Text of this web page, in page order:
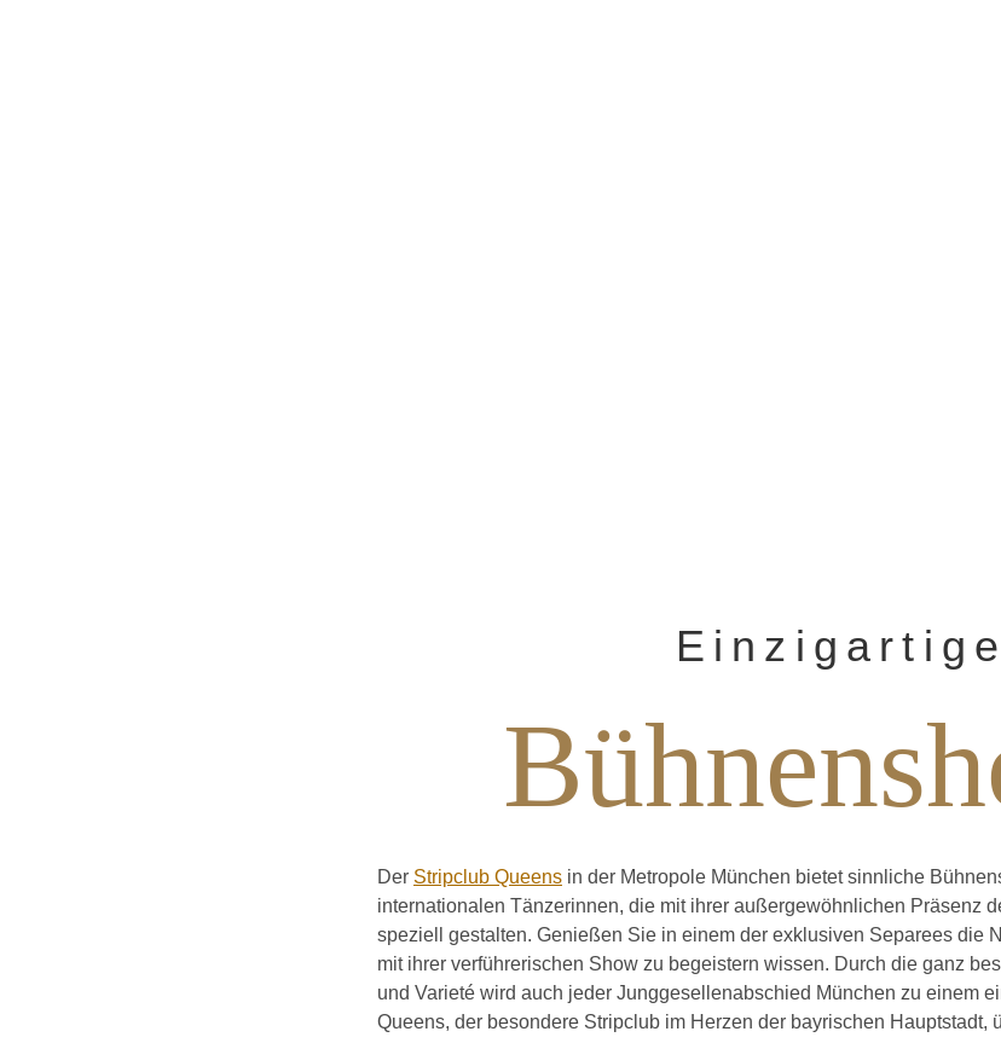
Einzigartige
Der Stripclub Queens in der Metropole München bietet sinnliche
internationalen Tänzerinnen, die mit ihrer außergewöhnlichen Präsenz
speziell gestalten. Genießen Sie in einem der exklusiven Separees die
mit ihrer verführerischen Show zu begeistern wissen. Durch die ganz
und Varieté wird auch jeder Junggesellenabschied München zu einem
Queens, der besondere Stripclub im Herzen der bayrischen Hauptstadt,